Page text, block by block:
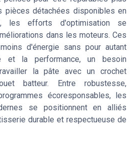
pièces détachées disponibles en
les efforts d'optimisation se
dans les moteurs. Ces
d'énergie sans pour autant
et la performance, un besoin
la pâte avec un crochet
batteur. Entre robustesse,
écoresponsables, les
se positionnent en alliés
durable et respectueuse de